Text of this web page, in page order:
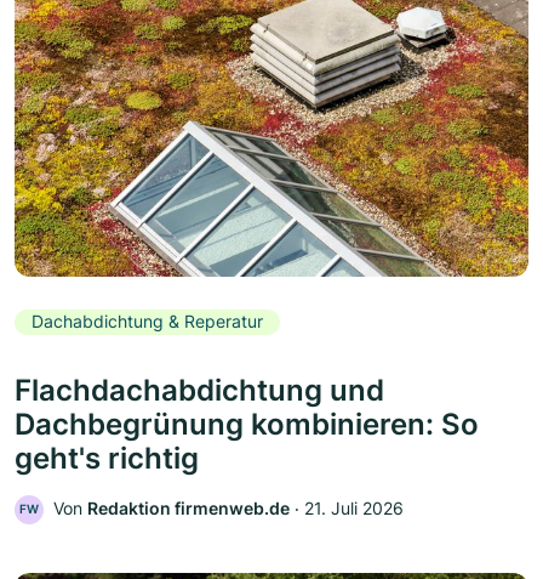
Dachabdichtung & Reperatur
Flachdachabdichtung und
Dachbegrünung kombinieren: So
geht's richtig
FW Von Redaktion firmenweb.de ‧ 21. Juli 2026